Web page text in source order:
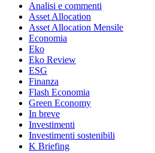
Analisi e commenti
Asset Allocation
Asset Allocation Mensile
Economia
Eko
Eko Review
ESG
Finanza
Flash Economia
Green Economy
In breve
Investimenti
Investimenti sostenibili
K Briefing